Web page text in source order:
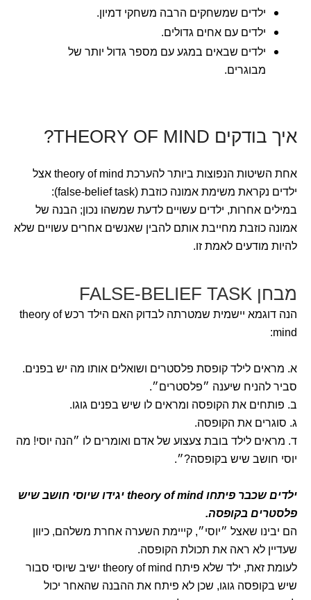
ילדים שמשחקים הרבה משחקי דמיון.
ילדים עם אחים גדולים.
ילדים שבאים במגע עם מספר גדול יותר של
מבוגרים.
איך בודקים THEORY OF MIND?
אחת השיטות הנפוצות ביותר להערכת theory of mind אצל
ילדים נקראת משימת אמונה כוזבת (false-belief task):
במילים אחרות, ילדים עשויים לדעת שמשהו נכון; הבנה של
אמונה כוזבת מחייבת אותם להבין שאנשים אחרים עשויים שלא
להיות מודעים לאמת זו.
מבחן FALSE-BELIEF TASK
הנה דוגמא יישמית שמטרתה לבדוק האם הילד רכש theory of
mind:
א. מראים לילד קופסת פלסטרים ושואלים אותו מה יש בפנים.
סביר להניח שיענה ״פלסטרים״.
ב. פותחים את הקופסה ומראים לו שיש בפנים גוגו.
ג. סוגרים את הקופסה.
ד. מראים לילד בובת צעצוע של אדם ואומרים לו ״הנה יוסי! מה
יוסי חושב שיש בקופסה?״.
ילדים שכבר פיתחו theory of mind יגידו שיוסי חושב שיש
פלסטרים בקופסה.
הם יבינו שאצל ״יוסי״, קייימת השערה אחרת משלהם, כיוון
שעדיין לא ראה את תכולת הקופסה.
לעומת זאת, ילד שלא פיתח theory of mind ישיב שיוסי סבור
שיש בקופסה גוגו, שכן לא פיתח את ההבנה שהאחר יכול